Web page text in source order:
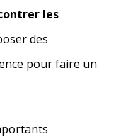
les
des
pour faire un